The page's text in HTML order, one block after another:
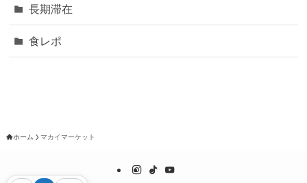
長期滞在
食レポ
ホーム マカイマーケット